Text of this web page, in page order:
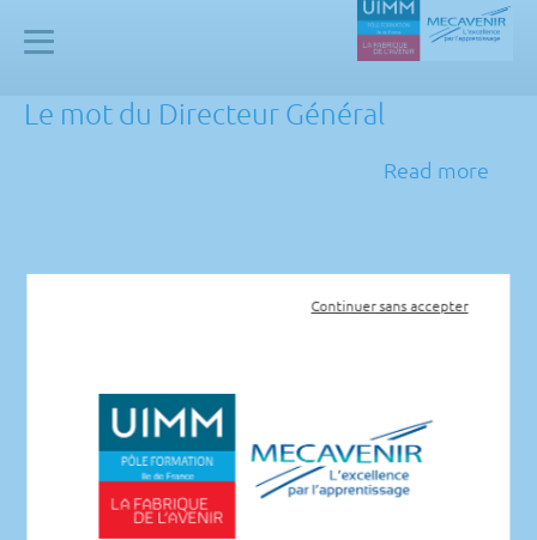
Continuer sans accepter
Mecavenir
Le mot du Directeur Général
Read more